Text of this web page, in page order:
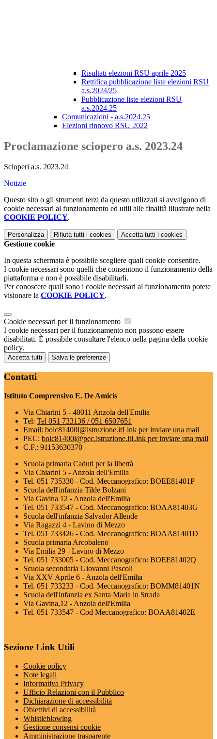
Risultati elezioni RSU aprile 2025
Rettifica pubblicazione liste elezioni RSU
a.s.2024/25
Pubblicazione liste elezioni RSU
a.s.2024.25
Comunicazioni - a.s.2024.25
Elezioni rinnovo RSU 2022
Proclamazione sciopero a.s. 2023.24
Scioperi a.s. 2023.24
Notizie
Questo sito o gli strumenti terzi da questo utilizzati si avvalgono di
cookie necessari al funzionamento ed utili alle finalità illustrate nella
COOKIE POLICY.
Personalizza Rifiuta tutti i cookies Accetta tutti i cookies
Gestione cookie
In questa schermata è possibile scegliere quali cookie consentire.
I cookie necessari sono quelli che consentono il funzionamento della
piattaforma e non è possibile disabilitarli.
Per conoscere quali sono i cookie necessari al funzionamento potete
visionare la COOKIE POLICY.
Cookie necessari per il funzionamento
I cookie necessari per il funzionamento non possono essere
disabilitati. È possibile consultare l'elenco nella pagina della cookie
policy.
Accetta tutti Salva le preferenze
Contatti
Istituto Comprensivo E. De Amicis
Via Chiarini 5 - 40011 Anzola dell'Emilia
Tel: Tel 051 733136 / 051 6507651
Email: boic81400l@istruzione.itLink per inviare una mail
PEC: boic81400l@pec.istruzione.itLink per inviare una mail
C.F.: 91153630370
Scuola primaria Caduti per la libertà
Via Chiarini 5 - Anzola dell'Emilia
Tel. 051 735330 - Cod. Meccanografico: BOEE81401P
Scuola dell'infanzia Tilde Bolzani
Via Gavina 12 - Anzola dell'Emilia
Tel. 051 733547 - Cod. Meccanografico: BOAA81403G
Scuola dell'infanzia Salvador Allende
Via Ragazzi 4 - Lavino di Mezzo
Tel. 051 733426 - Cod. Meccanografico: BOAA81401D
Scuola primaria Arcobaleno
Via Emilia 29 - Lavino di Mezzo
Tel. 051 733005 - Cod. Meccanografico: BOEE81402Q
Scuola secondaria Giovanni Pascoli
Via XXV Aprile 6 - Anzola dell'Emilia
Tel. 051 733233 - Cod. Meccanografico: BOMM81401N
Scuola dell'infanzia ex Santa Maria in Strada
Via Gavina,12 - Anzola dell'Emilia
Tel. 051 733547 - Cod Meccanografico: BOAA81402E
Sezione Link Utili
Cookie policy
Note legali
Informativa Privacy
Ufficio Relazioni con il Pubblico
Dichiarazione di accessibilità
Obiettivi di accessibilità
Whistleblowing
Gestione consensi cookie
Amministrazione trasparente